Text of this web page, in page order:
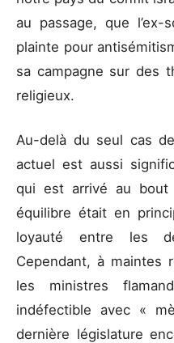
au passage, que
plainte pour
sa campagne sur des
religieux.
Au-delà du seul cas
actuel est aussi
qui est arrivé au
équilibre était en
loyauté entre les
Cependant, à maintes
les ministres
indéfectible avec «
dernière législature